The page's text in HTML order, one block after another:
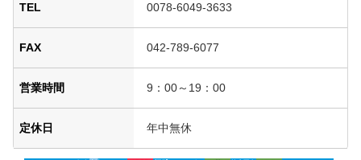
TEL 0078-6049-3633
FAX 042-789-6077
営業時間 9：00～19：00
定休日 年中無休